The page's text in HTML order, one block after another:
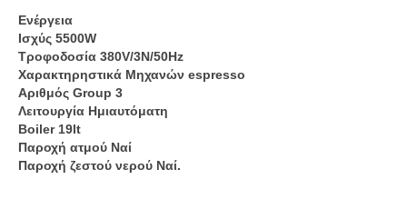
Ενέργεια
Ισχύς 5500W
Τροφοδοσία 380V/3N/50Hz
Χαρακτηρηστικά Μηχανών espresso
Αριθμός Group 3
Λειτουργία Ημιαυτόματη
Boiler 19lt
Παροχή ατμού Ναί
Παροχή ζεστού νερού Ναί.